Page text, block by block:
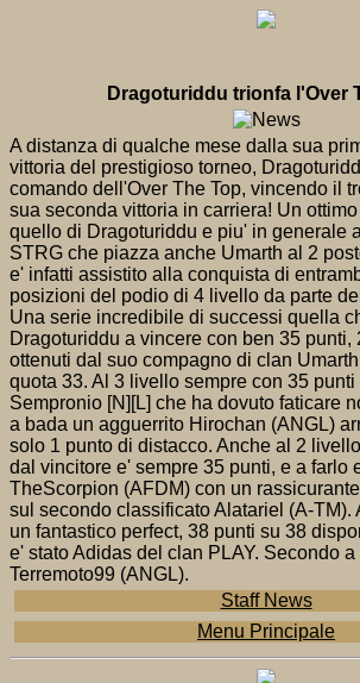
Dragoturiddu trionfa l'Over
A distanza di qualche mese dalla sua
vittoria del prestigioso torneo,
comando dell'Over The Top, vincendo il
sua seconda vittoria in carriera! Un
quello di Dragoturiddu e piu' in generale
STRG che piazza anche Umarth al 2
e' infatti assistito alla conquista di
posizioni del podio di 4 livello da parte
Una serie incredibile di successi quella
Dragoturiddu a vincere con ben 35 punti,
ottenuti dal suo compagno di clan
quota 33. Al 3 livello sempre con 35 punti
Sempronio [N][L] che ha dovuto faticare
a bada un agguerrito Hirochan (ANGL)
solo 1 punto di distacco. Anche al 2
dal vincitore e' sempre 35 punti, e a farlo
TheScorpion (AFDM) con un
sul secondo classificato Alatariel (A-TM).
un fantastico perfect, 38 punti su 38
e' stato Adidas del clan PLAY. Secondo
Terremoto99 (ANGL).
Staff News
Menu Principale